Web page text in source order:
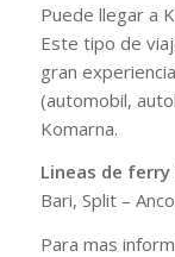
Puede llegar a
Este tipo de
gran
(automobil,
Komarna.
Lineas de
Bari, Split –
Para mas